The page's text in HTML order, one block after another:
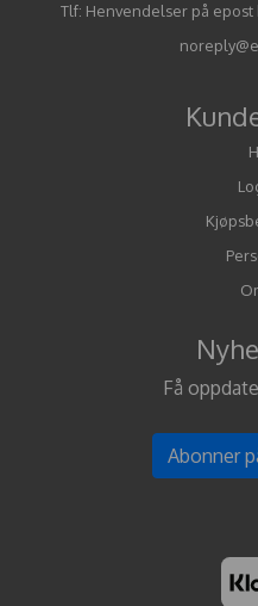
Tlf: Henvendelser på
Få
Abonner